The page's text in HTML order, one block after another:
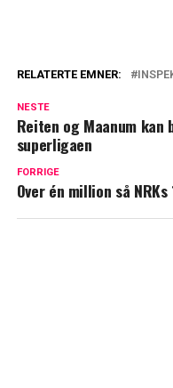
RELATERTE EMNER:
NESTE
Reiten og Maanum
superligaen
FORRIGE
Over én million så